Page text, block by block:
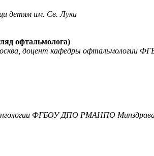
детям им. Св. Луки
офтальмолога)
доцент кафедры
ФГБОУ ДПО РМАНПО